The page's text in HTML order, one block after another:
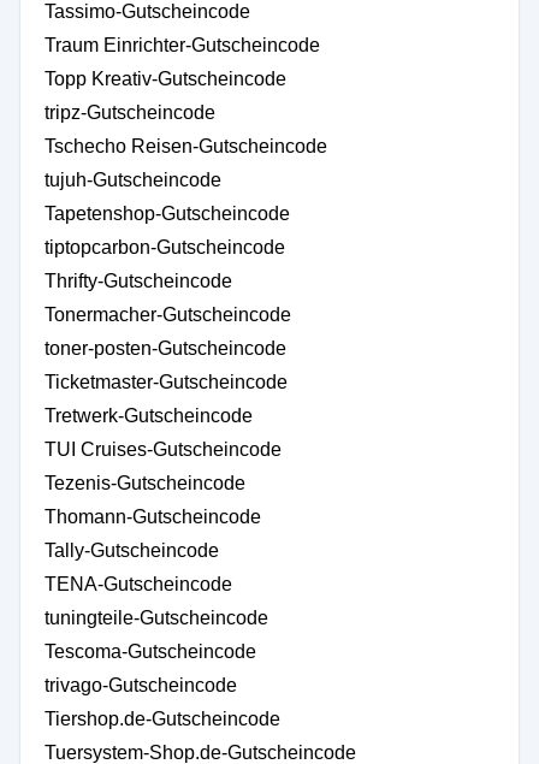
Tassimo-Gutscheincode
Traum Einrichter-Gutscheincode
Topp Kreativ-Gutscheincode
tripz-Gutscheincode
Tschecho Reisen-Gutscheincode
tujuh-Gutscheincode
Tapetenshop-Gutscheincode
tiptopcarbon-Gutscheincode
Thrifty-Gutscheincode
Tonermacher-Gutscheincode
toner-posten-Gutscheincode
Ticketmaster-Gutscheincode
Tretwerk-Gutscheincode
TUI Cruises-Gutscheincode
Tezenis-Gutscheincode
Thomann-Gutscheincode
Tally-Gutscheincode
TENA-Gutscheincode
tuningteile-Gutscheincode
Tescoma-Gutscheincode
trivago-Gutscheincode
Tiershop.de-Gutscheincode
Tuersystem-Shop.de-Gutscheincode